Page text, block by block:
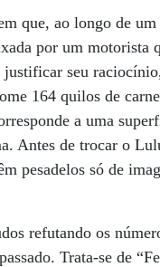
que, ao longo de
por um
seu
164 quilos de
a uma
Antes de trocar o
pesadelos só de
refutando os
Trata-se de